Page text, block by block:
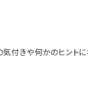
気付きや何かのヒント